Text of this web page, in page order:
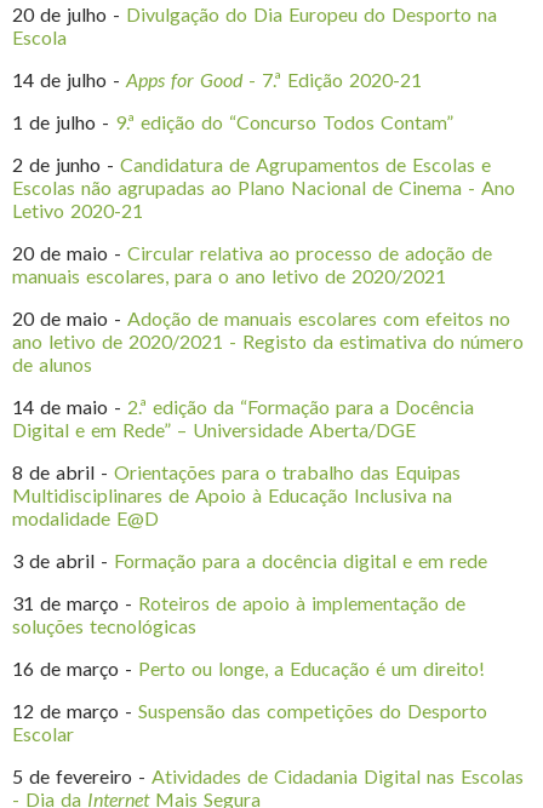
20 de julho - Divulgação do Dia Europeu do Desporto na
Escola
14 de julho - Apps for Good- 7.ª Edição 2020-21
1 de julho - 9.ª edição do “Concurso Todos Contam”
2 de junho - Candidatura de Agrupamentos de Escolas e
Escolas não agrupadas ao Plano Nacional de Cinema - Ano
Letivo 2020-21
20 de maio - Circular relativa ao processo de adoção de
manuais escolares, para o ano letivo de 2020/2021
20 de maio - Adoção de manuais escolares com efeitos no
ano letivo de 2020/2021 - Registo da estimativa do número
de alunos
14 de maio - 2.ª edição da “Formação para a Docência
Digital e em Rede” – Universidade Aberta/DGE
8 de abril - Orientações para o trabalho das Equipas
Multidisciplinares de Apoio à Educação Inclusiva na
modalidade E@D
3 de abril - Formação para a docência digital e em rede
31 de março - Roteiros de apoio à implementação de
soluções tecnológicas
16 de março - Perto ou longe, a Educação é um direito!
12 de março - Suspensão das competições do Desporto
Escolar
5 de fevereiro - Atividades de Cidadania Digital nas Escolas
- Dia da InternetMais Segura